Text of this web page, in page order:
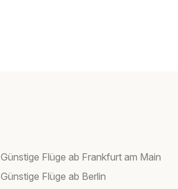
Günstige Flüge ab Frankfurt am Main
Günstige Flüge ab Berlin